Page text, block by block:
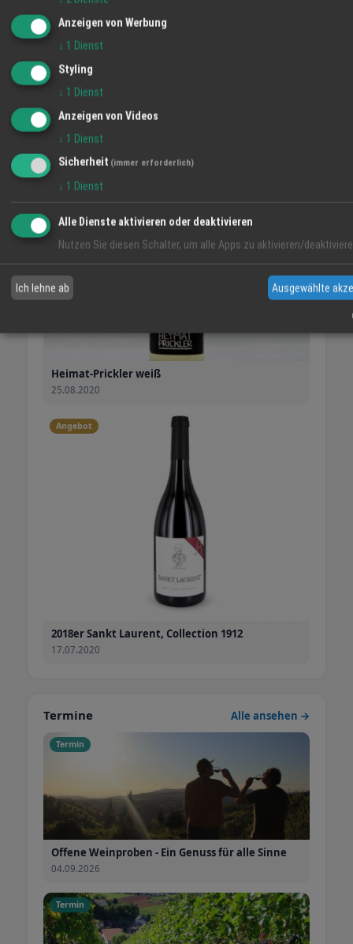
Heimat-Prickler rosé
Angebot
Heimat-Prickler weiß
25.08.2020
Angebot
2018er Sankt Laurent, Collection 1912
17.07.2020
Termine Alle ansehen →
Termin
Offene Weinproben - Ein Genuss für alle Sinne
04.09.2026
Termin
Anzeigen von Werbung
↓ 1 Dienst
Styling
↓ 1 Dienst
Anzeigen von Videos
↓ 1 Dienst
Sicherheit (immer erforderlich)
↓ 1 Dienst
Alle Dienste aktivieren oder deaktivieren
Nutzen Sie diesen Schalter, um alle Apps zu aktivieren/
Ich lehne ab Ausgewählte